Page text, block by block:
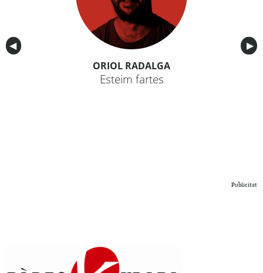
Anterior
◀︎ ▶︎
ORIOL RADALGA
Esteim fartes
Publicitat